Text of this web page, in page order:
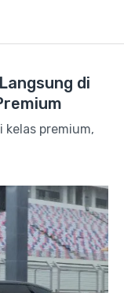
di
kelas premium,